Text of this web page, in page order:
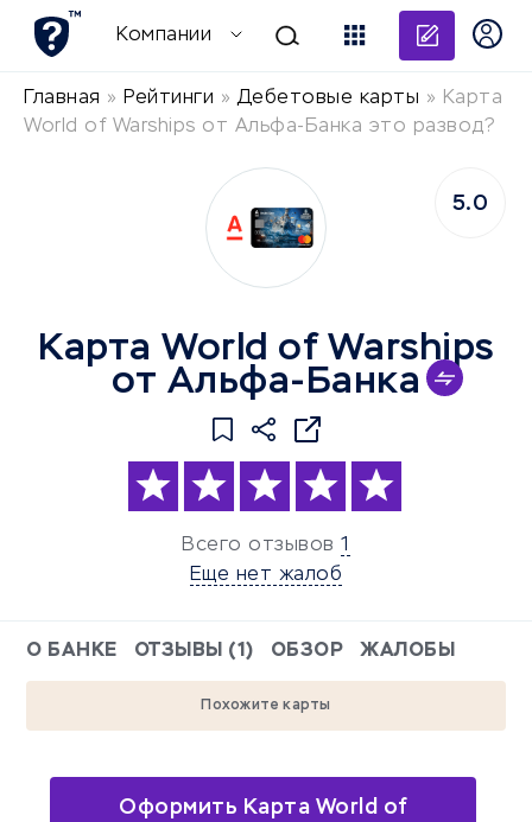
Компании
Главная » Рейтинги »Дебетовые карты » Карта
World of Warships от Альфа-Банка это развод?
Карта World of Warships
от Альфа-Банка
Всего отзывов 1
Еще нет жалоб
5.0
О БАНКЕ ОТЗЫВЫ (1) ОБЗОР ЖАЛОБЫ
Похожите карты
Оформить Карта World of